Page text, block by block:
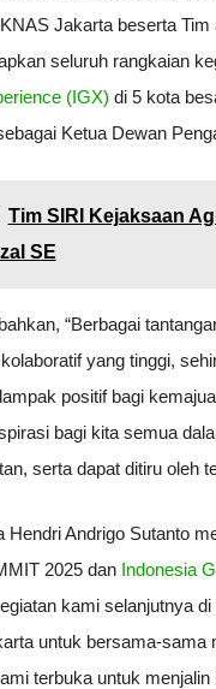
Jakarta beserta
seluruh rangkaian
(IGX) di 5 kota
Ketua Dewan
Tim SIRI Kejaksaan
SE
“Berbagai
yang tinggi,
positif bagi
bagi kita semua
serta dapat ditiru oleh
Hendri Andrigo Sutanto
2025 dan Indonesia
kami selanjutnya
untuk bersama-sama
terbuka untuk